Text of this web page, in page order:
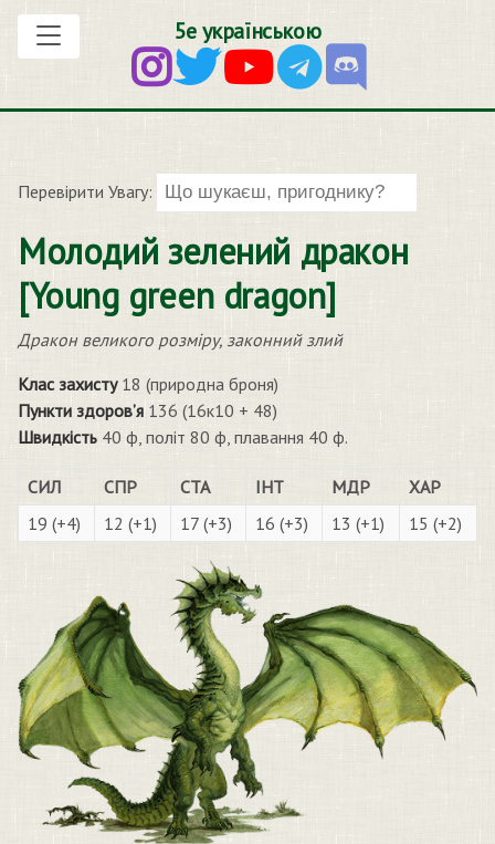
5е українською
Перевірити Увагу:
Молодий зелений дракон
[Young green dragon]
Дракон великого розміру, законний злий
Клас захисту18 (природна броня)
Пункти здоров’я 136 (16к10 + 48)
Швидкість 40 ф, політ 80 ф, плавання 40 ф.
СИЛ СПР СТА ІНТ МДР
ХАР
19 (+4)
12 (+1) 17 (+3) 16 (+3) 13 (+1) 15 (+2)